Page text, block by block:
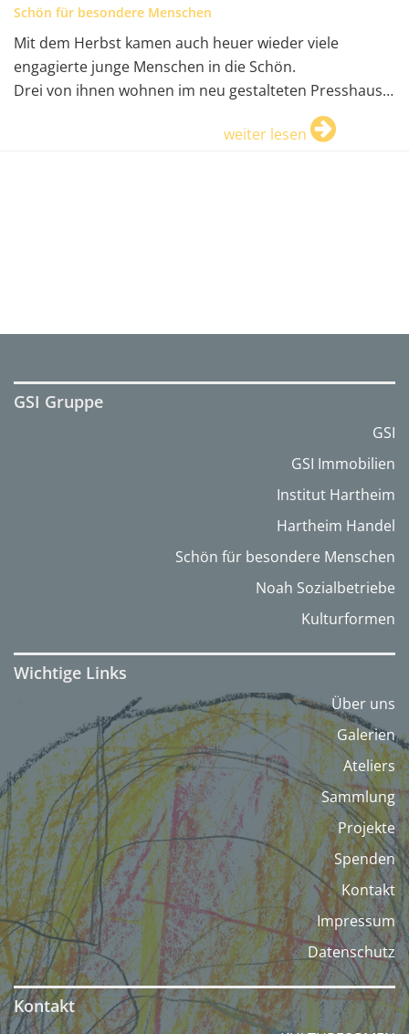
Schön für besondere Menschen
Mit dem Herbst kamen auch heuer wieder viele
engagierte junge Menschen in die Schön.
Drei von ihnen wohnen im neu gestalteten Presshaus…
weiter lesen
GSI Gruppe
GSI
GSI Immobilien
Institut Hartheim
Hartheim Handel
Schön für besondere Menschen
Noah Sozialbetriebe
Kulturformen
Wichtige Links
Über uns
Galerien
Ateliers
Sammlung
Projekte
Spenden
Kontakt
Impressum
Datenschutz
Kontakt